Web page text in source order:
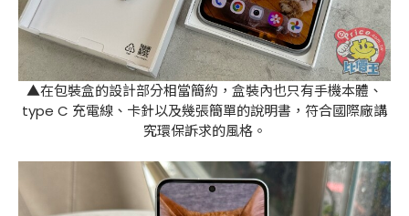
▲在包裝盒的設計部分相當簡約，盒裝內也只有手機本體、
type C 充電線、卡針以及幾張簡單的說明書，符合國際廠講
究環保訴求的風格。